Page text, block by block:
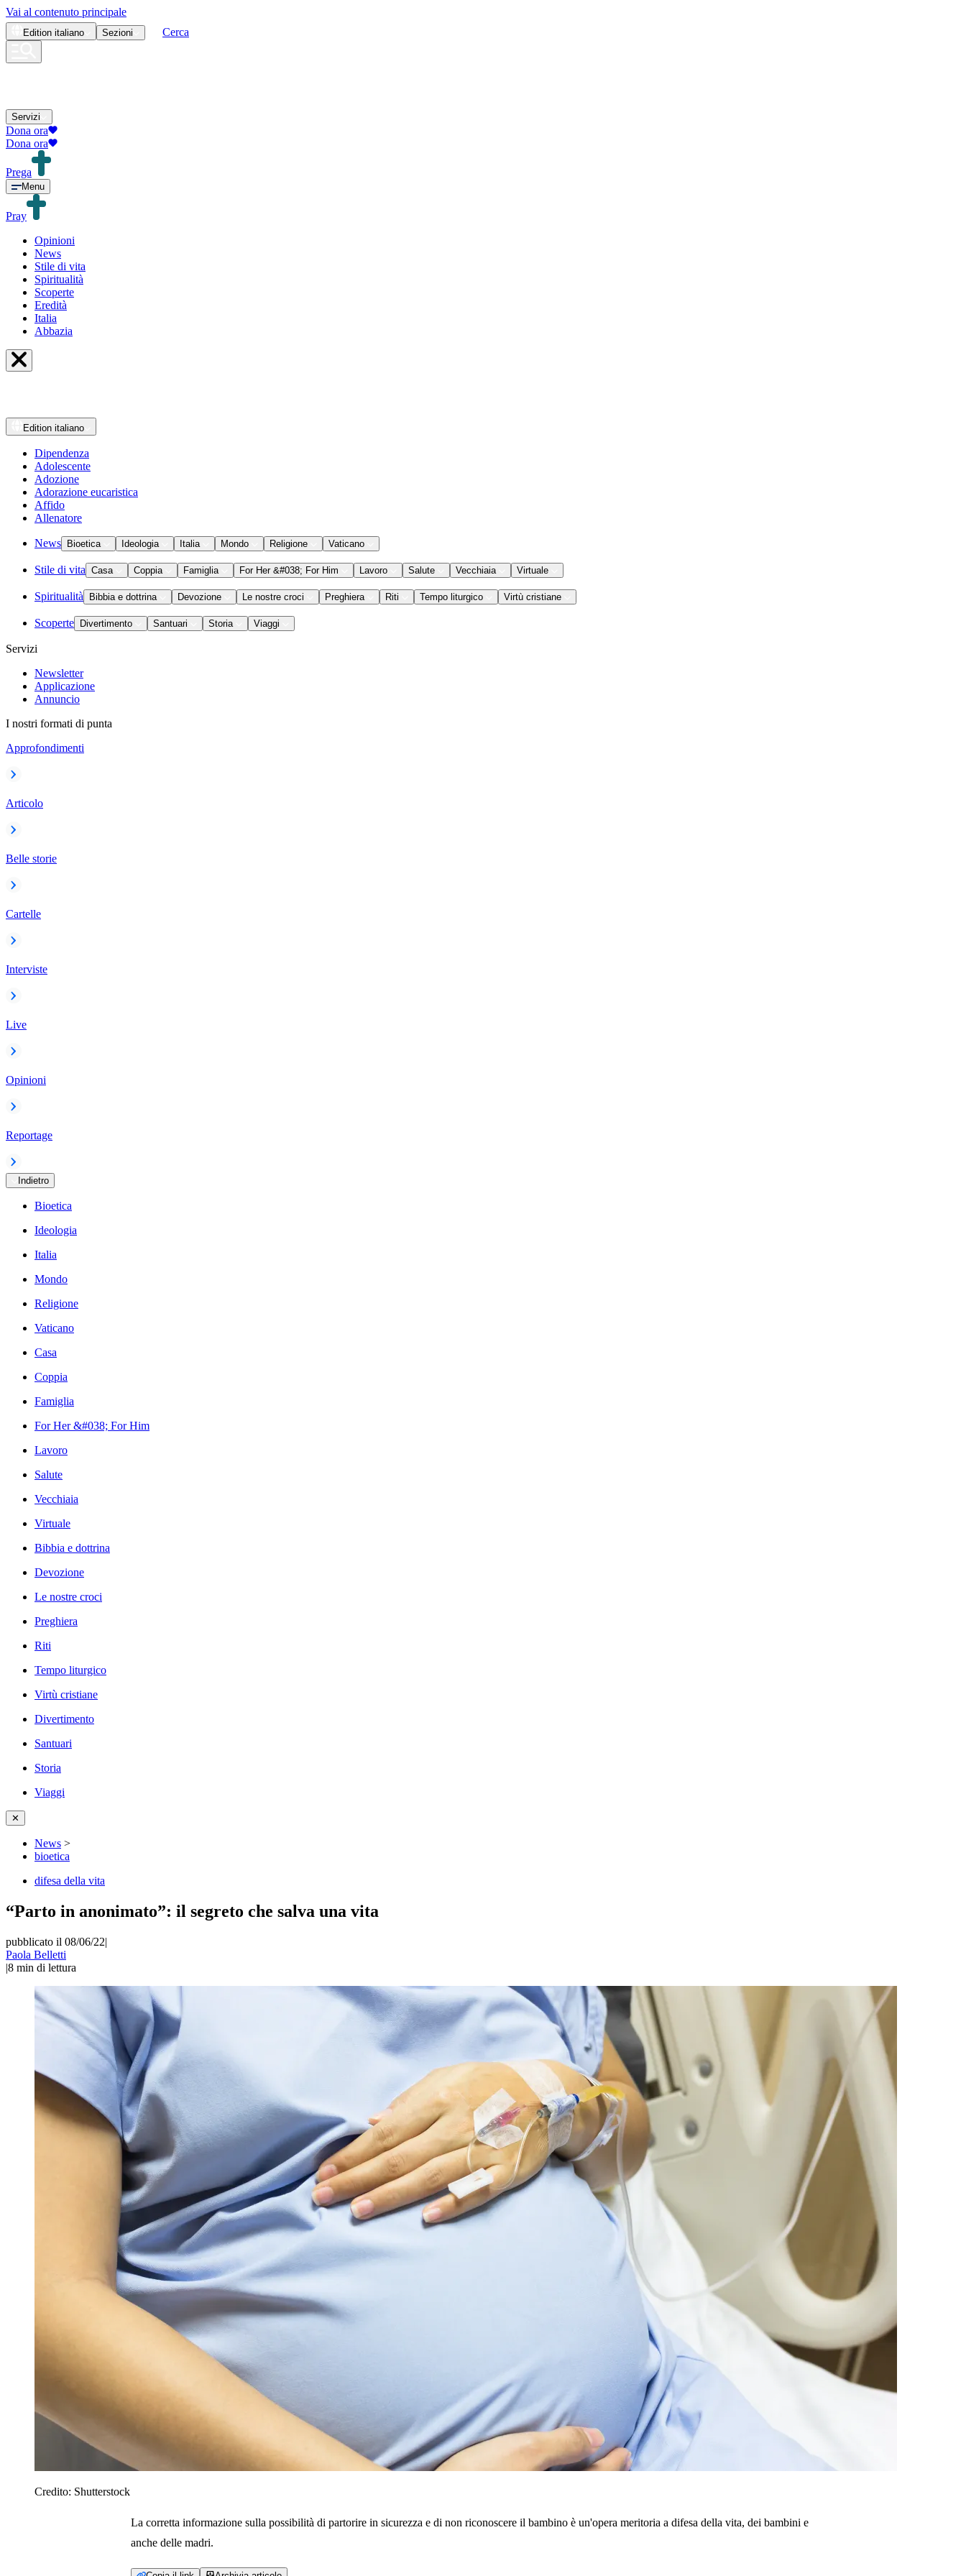
Vai al contenuto principale
Edition italiano Sezioni Cerca
Servizi
Dona ora
Dona ora
Prega
Menu
Pray
Opinioni
News
Stile di vita
Spiritualità
Scoperte
Eredità
Italia
Abbazia
Edition italiano
Dipendenza
Adolescente
Adozione
Adorazione eucaristica
Affido
Allenatore
News Bioetica Ideologia Italia Mondo Religione Vaticano
Stile di vita Casa Coppia Famiglia For Her &#038; For Him Lavoro Salute Vecchiaia Virtuale
Spiritualità Bibbia e dottrina Devozione Le nostre croci Preghiera Riti Tempo liturgico Virtù cristiane
Scoperte Divertimento Santuari Storia Viaggi
Servizi
Newsletter
Applicazione
Annuncio
I nostri formati di punta
Approfondimenti
Articolo
Belle storie
Cartelle
Interviste
Live
Opinioni
Reportage
Indietro
Bioetica
Ideologia
Italia
Mondo
Religione
Vaticano
Casa
Coppia
Famiglia
For Her &#038; For Him
Lavoro
Salute
Vecchiaia
Virtuale
Bibbia e dottrina
Devozione
Le nostre croci
Preghiera
Riti
Tempo liturgico
Virtù cristiane
Divertimento
Santuari
Storia
Viaggi
✕
News >
bioetica
difesa della vita
“Parto in anonimato”: il segreto che salva una vita
pubblicato il 08/06/22|
Paola Belletti
|8 min di lettura
Credito: Shutterstock
La corretta informazione sulla possibilità di partorire in sicurezza e di non riconoscere il bambino è un'opera meritoria a difesa della vita, dei bambini e
anche delle madri.